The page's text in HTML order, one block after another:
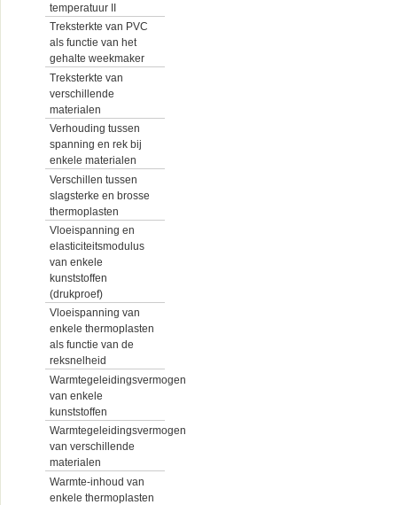
temperatuur II
Treksterkte van PVC
als functie van het
gehalte weekmaker
Treksterkte van
verschillende
materialen
Verhouding tussen
spanning en rek bij
enkele materialen
Verschillen tussen
slagsterke en brosse
thermoplasten
Vloeispanning en
elasticiteitsmodulus
van enkele
kunststoffen
(drukproef)
Vloeispanning van
enkele thermoplasten
als functie van de
reksnelheid
Warmtegeleidingsvermogen
van enkele
kunststoffen
Warmtegeleidingsvermogen
van verschillende
materialen
Warmte-inhoud van
enkele thermoplasten